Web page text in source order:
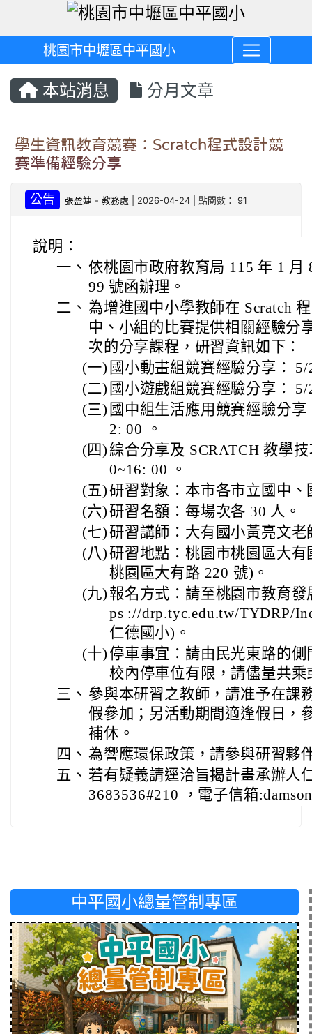
桃園市中壢區中平國小
本站消息 分月文章
學生資訊教育競賽：Scratch程式設計競
賽準備經驗分享
公告 張盈婕 -教務處 | 2026-04-24 | 點閱數： 91
說明：
一、 依桃園市政府教育局 115 年 1 月
99 號函辦理。
二、 為增進國中小學教師在 Scratch
中、小組的比賽提供相關經驗分
次的分享課程，研習資訊如下：
(一) 國小動畫組競賽經驗分享：
(二) 國小遊戲組競賽經驗分享：
(三) 國中組生活應用競賽經驗分
2: 00 。
(四)綜合分享及 SCRATCH 教學
0~16: 00 。
(五)研習對象：本市各市立國中、
(六)研習名額：每場次各 30 人。
(七)研習講師：大有國小黃亮文老
(八)研習地點：桃園市桃園區大
桃園區大有路 220 號)。
(九) 報名方式：請至桃園市教育
ps ://drp.tyc.edu.tw/TYDRP/
仁德國小)。
(十)停車事宜：請由民光東路的
校內停車位有限，請儘量共
三、 參與本研習之教師，請准予在課
假參加；另活動期間適逢假日，
補休。
四、 為響應環保政策，請參與研習夥
五、 若有疑義請逕洽旨揭計畫承辦人
3683536#210 ，電子信箱
中平國小總量管制專區